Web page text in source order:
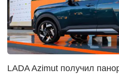
LADA Azimut получил